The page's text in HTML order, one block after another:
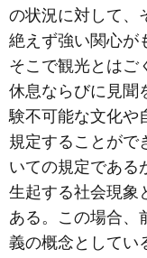
の状況に対して、
絶えず強い関心が
そこで観光とはご
休息ならびに見聞
験不可能な文化や
規定することがで
いての規定である
生起する社会現象
ある。この場合、
義の概念としてい